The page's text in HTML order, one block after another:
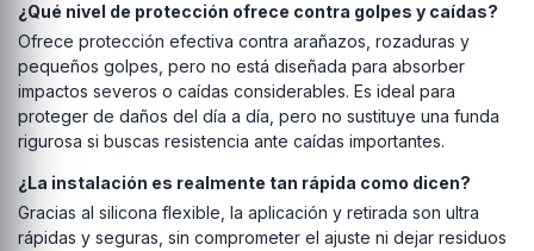
¿Qué nivel de protección ofrece contra golpes y caídas?
Ofrece protección efectiva contra arañazos, rozaduras y
pequeños golpes, pero no está diseñada para absorber
impactos severos o caídas considerables. Es ideal para
proteger de daños del día a día, pero no sustituye una funda
rigurosa si buscas resistencia ante caídas importantes.
¿La instalación es realmente tan rápida como dicen?
Gracias al silicona flexible, la aplicación y retirada son ultra
rápidas y seguras, sin comprometer el ajuste ni dejar residuos